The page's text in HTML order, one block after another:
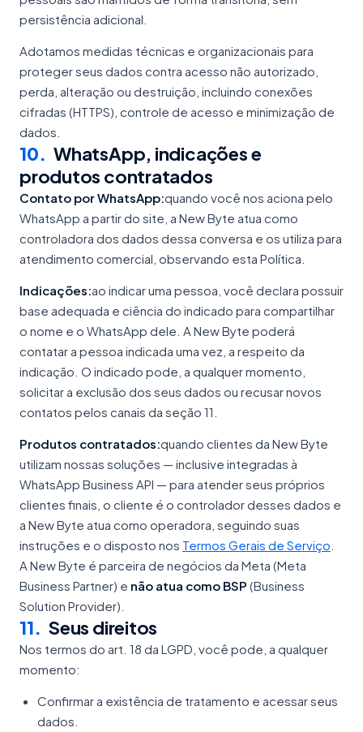
persistência adicional.
Adotamos medidas técnicas e organizacionais para
proteger seus dados contra acesso não autorizado,
perda, alteração ou destruição, incluindo conexões
cifradas (HTTPS), controle de acesso e minimização de
dados.
10. WhatsApp, indicações e
produtos contratados
Contato por WhatsApp:quando você nos aciona pelo
WhatsApp a partir do site, a New Byte atua como
controladora dos dados dessa conversa e os utiliza para
atendimento comercial, observando esta Política.
Indicações:ao indicar uma pessoa, você declara possuir
base adequada e ciência do indicado para compartilhar
o nome e o WhatsApp dele. A New Byte poderá
contatar a pessoa indicada uma vez, a respeito da
indicação. O indicado pode, a qualquer momento,
solicitar a exclusão dos seus dados ou recusar novos
contatos pelos canais da seção 11.
Produtos contratados:quando clientes da New Byte
utilizam nossas soluções — inclusive integradas à
WhatsApp Business API — para atender seus próprios
clientes finais, o cliente é o controlador desses dados e
a New Byte atua como operadora, seguindo suas
instruções e o disposto nos Termos Gerais de Serviço
A New Byte é parceira de negócios da Meta (Meta
Business Partner) e não atua como BSP (Business
Solution Provider).
11. Seus direitos
Nos termos do art. 18 da LGPD, você pode, a qualquer
momento:
Confirmar a existência de tratamento e acessar seus
dados.